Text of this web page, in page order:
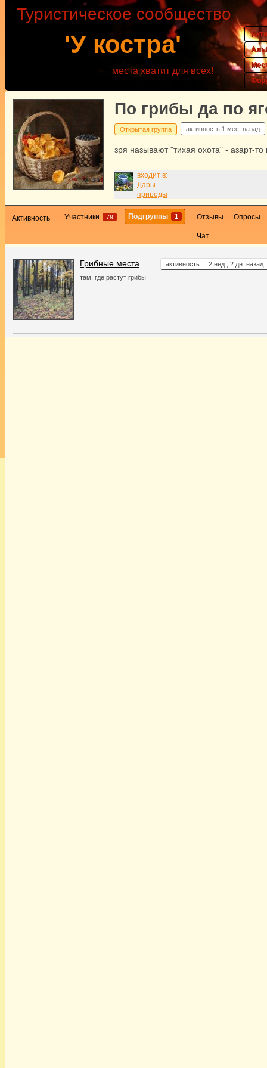
'У костра'
Туристическое сообщество
места хватит для всех!
По грибы да по
Открытая группа активность 1 мес. назад
зря называют "тихая охота" - азарт-то
входит в:
Дары
природы
Активность Участники 79 Подгруппы 1 Отзывы Опросы
Чат
Грибные места активность
2 нед., 2 дн. назад
там, где растут грибы